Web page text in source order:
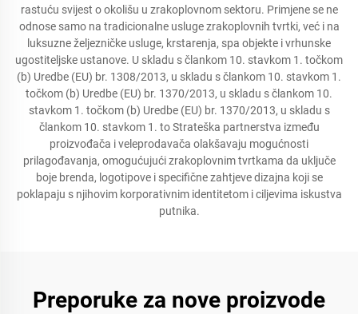
rastuću svijest o okolišu u zrakoplovnom sektoru. Primjene se ne
odnose samo na tradicionalne usluge zrakoplovnih tvrtki, već i na
luksuzne željezničke usluge, krstarenja, spa objekte i vrhunske
ugostiteljske ustanove. U skladu s člankom 10. stavkom 1. točkom
(b) Uredbe (EU) br. 1308/2013, u skladu s člankom 10. stavkom 1.
točkom (b) Uredbe (EU) br. 1370/2013, u skladu s člankom 10.
stavkom 1. točkom (b) Uredbe (EU) br. 1370/2013, u skladu s
člankom 10. stavkom 1. to Strateška partnerstva između
proizvođača i veleprodavača olakšavaju mogućnosti
prilagođavanja, omogućujući zrakoplovnim tvrtkama da uključe
boje brenda, logotipove i specifične zahtjeve dizajna koji se
poklapaju s njihovim korporativnim identitetom i ciljevima iskustva
putnika.
Preporuke za nove proizvode